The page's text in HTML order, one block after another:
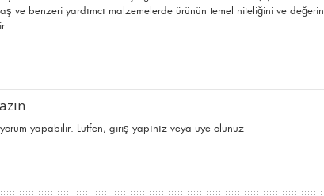
ve benzeri yardımcı malzemelerde ürünün temel niteliğini ve
yorum yapabilir. Lütfen,giriş yapınız veya üye olunuz